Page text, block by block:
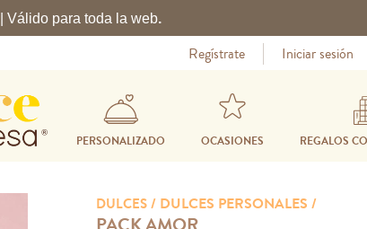
| Válido para toda la web.
Regístrate Iniciar sesión
PERSONALIZADO OCASIONES REGALOS
DULCES/ DULCES PERSONALES /